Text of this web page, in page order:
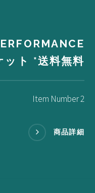
ト *送料無料
Item Number 2
商品詳細